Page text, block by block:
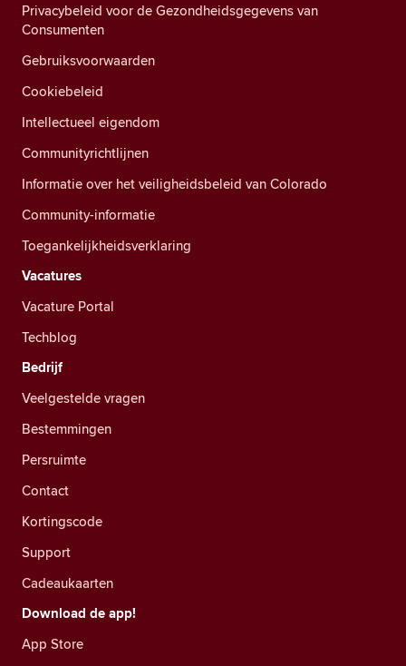
Privacybeleid voor de Gezondheidsgegevens van
Consumenten
Gebruiksvoorwaarden
Cookiebeleid
Intellectueel eigendom
Communityrichtlijnen
Informatie over het veiligheidsbeleid van Colorado
Community-informatie
Toegankelijkheidsverklaring
Vacatures
Vacature Portal
Techblog
Bedrijf
Veelgestelde vragen
Bestemmingen
Persruimte
Contact
Kortingscode
Support
Cadeaukaarten
Download de app!
App Store